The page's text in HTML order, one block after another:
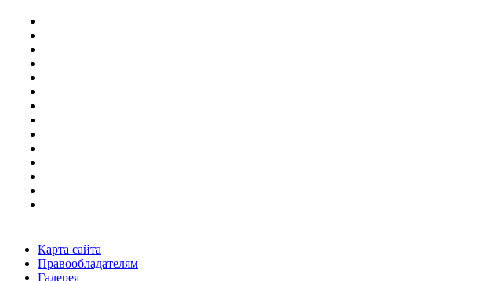
Карта сайта
Правообладателям
Галерея